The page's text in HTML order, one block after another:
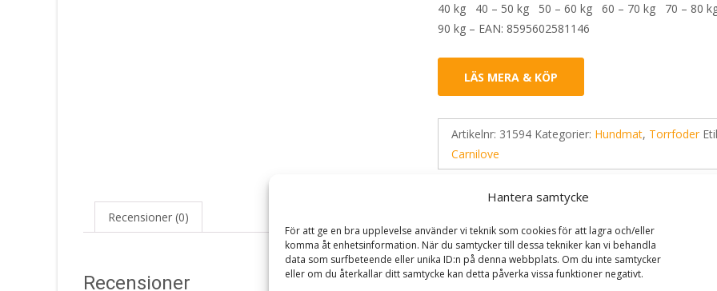
Hantera samtycke
För att ge en bra upplevelse använder vi teknik som cookies för att lagra och/eller
komma åt enhetsinformation. När du samtycker till dessa tekniker kan vi behandla
data som surfbeteende eller unika ID:n på denna webbplats. Om du inte samtycker
eller om du återkallar ditt samtycke kan detta påverka vissa funktioner negativt.
40 kg 40 – 50 kg 50 – 60 kg 60 – 70 kg 70 – 80
90 kg – EAN: 8595602581146
LÄS MERA & KÖP
Artikelnr: 31594 Kategorier: Hundmat, Torrfoder
Carnilove
Recensioner (0)
Recensioner